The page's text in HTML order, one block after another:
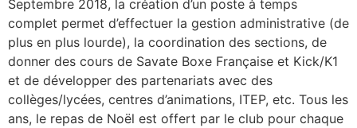
Septembre 2018, la création d’un poste à temps
complet permet d’effectuer la gestion administrative (de
plus en plus lourde), la coordination des sections, de
donner des cours de Savate Boxe Française et Kick/K1
et de développer des partenariats avec des
collèges/lycées, centres d’animations, ITEP, etc. Tous les
ans, le repas de Noël est offert par le club pour chaque